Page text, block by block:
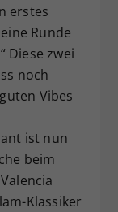
erstes
Runde
Diese zwei
noch
Vibes
ist nun
beim
Klassiker